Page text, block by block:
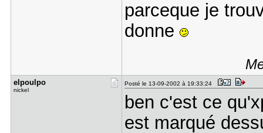
parceque je
donne
elpoulpo
nickel
Posté le 13-09-2002 à 19:33:24
ben c'est ce
est marqué